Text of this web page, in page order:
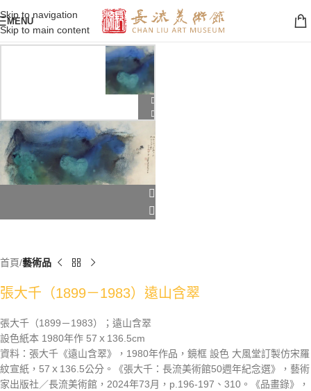
Skip to navigation
Skip to main content
MENU
首頁 藝術品
張大千（1899－1983）遠山含翠
張大千（1899－1983）；遠山含翠
設色紙本 1980年作 57ｘ136.5cm
資料：張大千《遠山含翠》，1980年作品，鏡框 設色 大風堂訂製仿宋羅
紋宣紙，57ｘ136.5公分。《張大千：長流美術館50週年紀念選》，藝術
家出版社／長流美術館，2024年73月，p.196-197、310。《品畫錄》，